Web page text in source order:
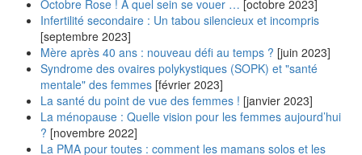
Octobre Rose ! À quel sein se vouer … [octobre 2023]
Infertilité secondaire : Un tabou silencieux et incompris
[septembre 2023]
Mère après 40 ans : nouveau défi au temps ? [juin 2023]
Syndrome des ovaires polykystiques (SOPK) et "santé
mentale" des femmes [février 2023]
La santé du point de vue des femmes ! [janvier 2023]
La ménopause : Quelle vision pour les femmes aujourd’hui
? [novembre 2022]
La PMA pour toutes : comment les mamans solos et les